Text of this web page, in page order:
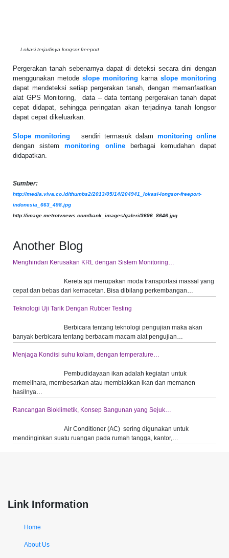
Lokasi terjadinya longsor freeport
Pergerakan tanah sebenarnya dapat di deteksi secara dini dengan
menggunakan metode slope monitoring karna slope monitoring
dapat mendeteksi setiap pergerakan tanah, dengan memanfaatkan
alat GPS Monitoring, data – data tentang pergerakan tanah dapat
cepat didapat, sehingga peringatan akan terjadinya tanah longsor
dapat cepat dikeluarkan.
Slope monitoring sendiri termasuk dalam monitoring online
dengan sistemmonitoring online
berbagai kemudahan dapat
didapatkan.
Sumber:
http://media.viva.co.id/thumbs2/2013/05/14/204941_lokasi-longsor-freeport-
indonesia_663_498.jpg
http://image.metrotvnews.com/bank_images/galeri/3696_8646.jpg
Another Blog
Menghindari Kerusakan KRL dengan Sistem Monitoring…
Kereta api merupakan moda transportasi massal yang
cepat dan bebas dari kemacetan. Bisa dibilang perkembangan…
Teknologi Uji Tarik Dengan Rubber Testing
Berbicara tentang teknologi pengujian maka akan
banyak berbicara tentang berbacam macam alat pengujian…
Menjaga Kondisi suhu kolam, dengan temperature…
Pembudidayaan ikan adalah kegiatan untuk
memelihara, membesarkan atau membiakkan ikan dan memanen
hasilnya…
Rancangan Bioklimetik, Konsep Bangunan yang Sejuk…
Air Conditioner (AC) sering digunakan untuk
mendinginkan suatu ruangan pada rumah tangga, kantor,…
Link Information
Home
About Us